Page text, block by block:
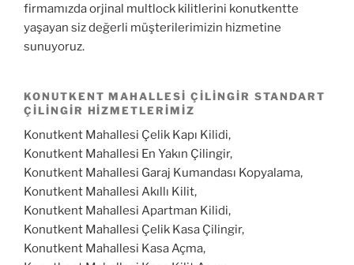
firmamızda orjinal multlock kilitlerini konutkentte
yaşayan siz değerli müşterilerimizin hizmetine
sunuyoruz.
KONUTKENT MAHALLESI ÇILINGIR STANDART
ÇILINGIR HIZMETLERIMIZ
Konutkent Mahallesi Çelik Kapı Kilidi,
Konutkent Mahallesi En Yakın Çilingir,
Konutkent Mahallesi Garaj Kumandası Kopyalama,
Konutkent Mahallesi Akıllı Kilit,
Konutkent Mahallesi Apartman Kilidi,
Konutkent Mahallesi Çelik Kasa Çilingir,
Konutkent Mahallesi Kasa Açma,